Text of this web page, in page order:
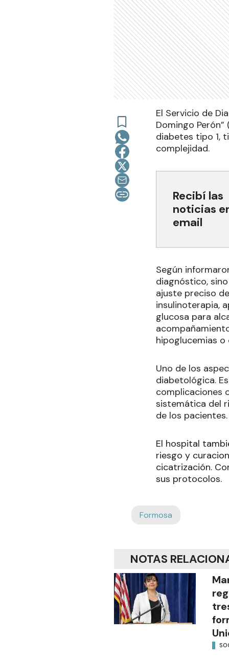
El Servicio de
Domingo
diabetes tipo 1,
complejidad.
Recibí las
noticias
email
Según
diagnóstico,
ajuste preciso
insulinoterapia,
glucosa para
hipoglucemias o
Uno de los
diabetológica.
complicaciones
sistemática del
de los pacientes.
El hospital
riesgo y
cicatrización.
sus protocolos.
Formosa
NOTAS